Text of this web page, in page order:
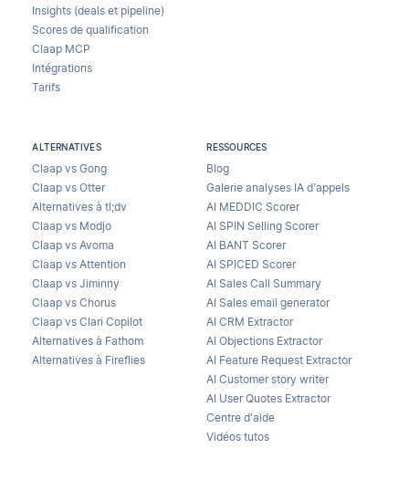
Insights (deals et pipeline)
Scores de qualification
Claap MCP
Intégrations
Tarifs
ALTERNATIVES
Claap vs Gong
Claap vs Otter
Alternatives à tl;dv
Claap vs Modjo
Claap vs Avoma
Claap vs Attention
Claap vs Jiminny
Claap vs Chorus
Claap vs Clari Copilot
Alternatives à Fathom
Alternatives à Fireflies
RESSOURCES
Blog
Galerie analyses IA d’appels
AI MEDDIC Scorer
AI SPIN Selling Scorer
AI BANT Scorer
AI SPICED Scorer
AI Sales Call Summary
AI Sales email generator
AI CRM Extractor
AI Objections Extractor
AI Feature Request Extractor
AI Customer story writer
AI User Quotes Extractor
Centre d'aide
Vidéos tutos